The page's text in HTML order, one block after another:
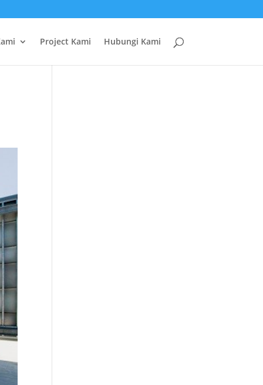
Project Kami Hubungi Kami